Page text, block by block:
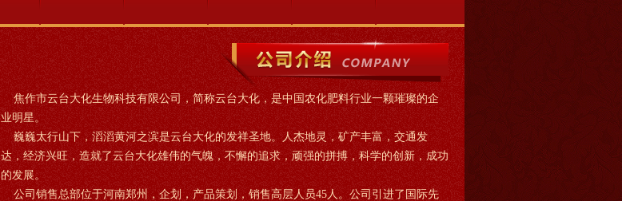
焦作市云台大化生物科技有限公司，简称云台大化，是中国农化肥料行业一颗璀璨的企
业明星。
巍巍太行山下，滔滔黄河之滨是云台大化的发祥圣地。人杰地灵，矿产丰富，交通发
达，经济兴旺，造就了云台大化雄伟的气魄，不懈的追求，顽强的拼搏，科学的创新，成功
的发展。
公司销售总部位于河南郑州，企划，产品策划，销售高层人员45人。公司引进了国际先